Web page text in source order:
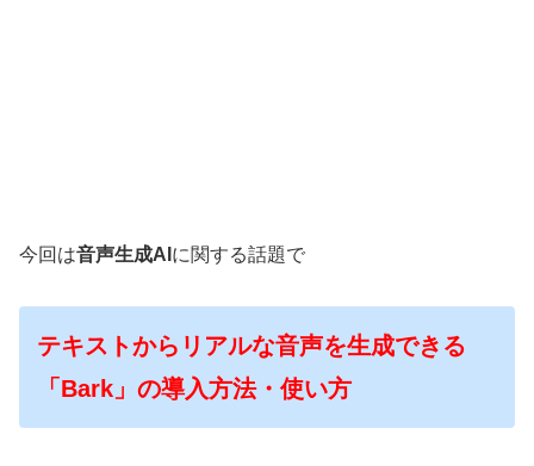
今回は音声生成AI に関する話題で
テキストからリアルな音声を生成できる
「Bark」の導入方法・使い方